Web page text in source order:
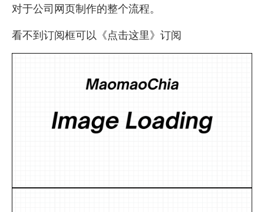
对于公司网页制作的整个流程。
看不到订阅框可以 《点击这里》 订阅